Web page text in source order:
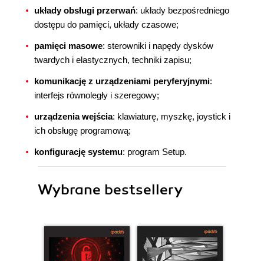
układy obsługi przerwań: układy bezpośredniego
dostępu do pamięci, układy czasowe;
pamięci masowe: sterowniki i napędy dysków
twardych i elastycznych, techniki zapisu;
komunikację z urządzeniami peryferyjnymi:
interfejs równoległy i szeregowy;
urządzenia wejścia: klawiaturę, myszkę, joystick i
ich obsługę programową;
konfigurację systemu: program Setup.
Wybrane bestsellery